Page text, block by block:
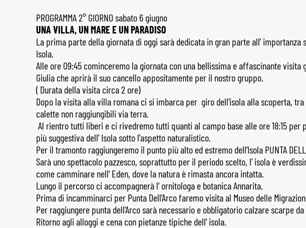
PROGRAMMA 2° GIORNO sabato 6 giugno
UNA VILLA, UN MARE E UN PARADISO
La prima parte della giornata di oggi sarà dedicata in gran parte all' importanza
Isola.
Alle ore 09:45 cominceremo la giornata con una bellissima e affascinante visita
Giulia che aprirà il suo cancello appositamente per il nostro gruppo.
( Durata della visita circa 2 ore)
Dopo la visita alla villa romana ci si imbarca per giro dell'isola alla scoperta,
calette non raggiungibili via terra.
Al rientro tutti liberi e ci rivedremo tutti quanti al campo base alle ore 18:15 per
più suggestiva dell' Isola sotto l'aspetto naturalistico.
Per il tramonto raggiungeremo il punto più alto ed estremo dell'Isola PUNTA
Sarà uno spettacolo pazzesco, soprattutto per il periodo scelto, l' isola è
come camminare nell' Eden, dove la natura è rimasta ancora intatta.
Lungo il percorso ci accompagnerà l' ornitologa e botanica Annarita.
Prima di incamminarci per Punta Dell'Arco faremo visita al Museo delle
Per raggiungere punta dell'Arco sarà necessario e obbligatorio calzare scarpe da
Ritorno agli alloggi e cena con pietanze tipiche dell' isola.